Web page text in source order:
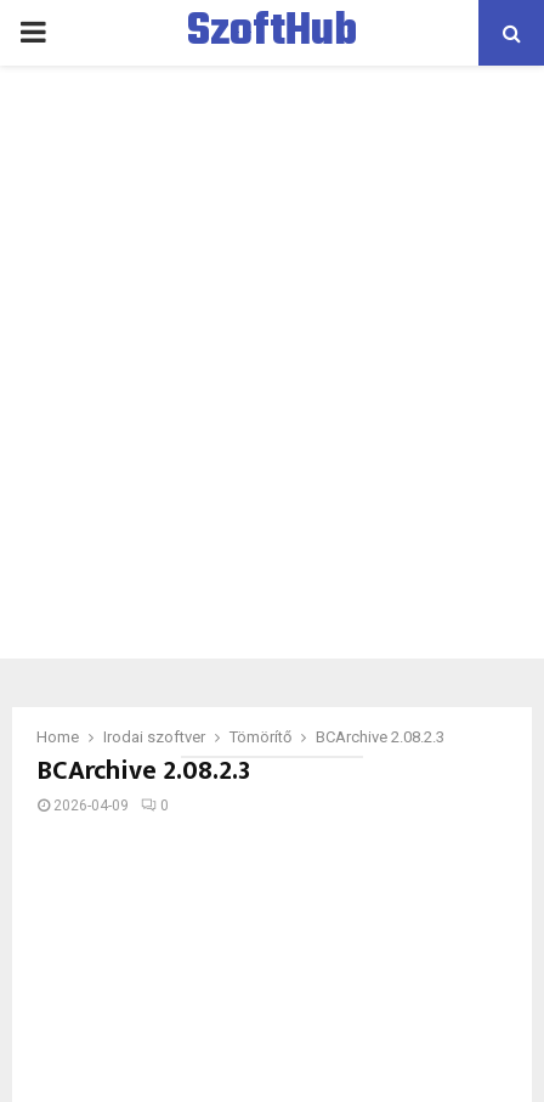
PRIMARY
SzoftHub
Home Irodai szoftver Tömörítő BCArchive 2.08.2.3
BCArchive 2.08.2.3
2026-04-09 0